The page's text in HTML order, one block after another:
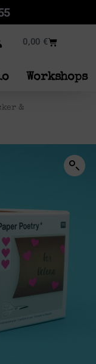
0,00 €
Workshops
&